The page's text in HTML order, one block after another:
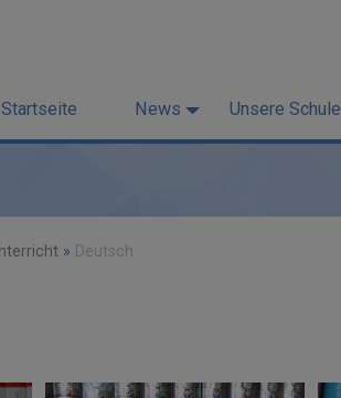
Startseite News Unsere Schule
» Deutsch